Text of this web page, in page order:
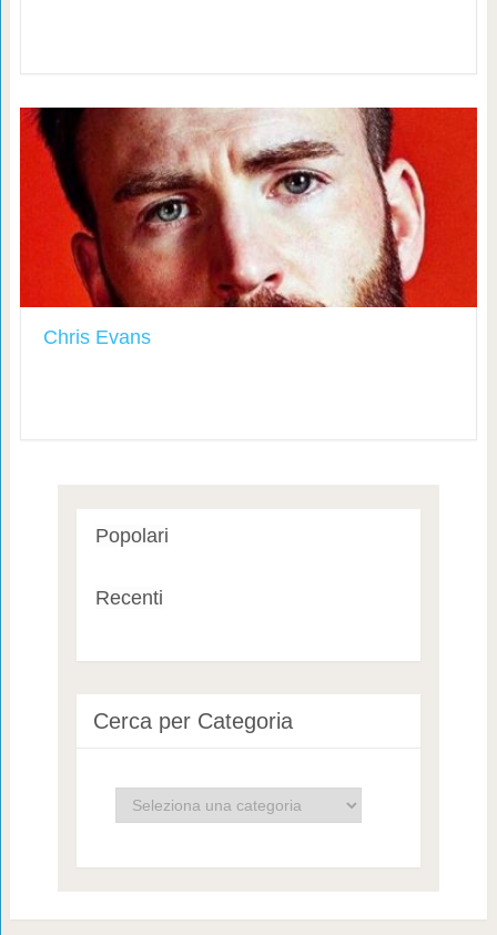
Chris Evans
Popolari
Recenti
Cerca per Categoria
Cerca
per